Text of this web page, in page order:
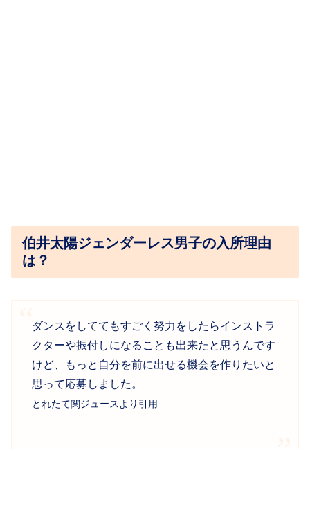
伯井太陽ジェンダーレス男子の入所理由
は？
ダンスをしててもすごく努力をしたらインストラ
クターや振付しになることも出来たと思うんです
けど、もっと自分を前に出せる機会を作りたいと
思って応募しました。
とれたて関ジュースより引用